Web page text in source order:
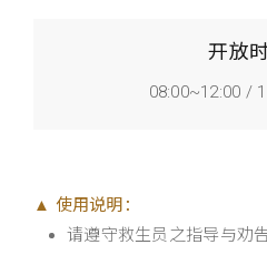
开放
08:00~12:00 /
▲ 使用说明：
请遵守救生员之指导与劝告